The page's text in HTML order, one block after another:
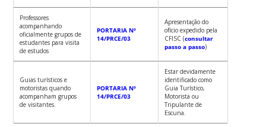
Professores
acompanhando
oficialmente grupos de
estudantes para visita
de estudos
PORTARIA Nº
14/PRCE/03
Apresentação do
ofício expedido pela
CFISC (consultar
passo a passo)
Guias turísticos e
motoristas quando
acompanham grupos
de visitantes.
PORTARIA Nº
14/PRCE/03
Estar devidamente
identificado como
Guia Turístico,
Motorista ou
Tripulante de
Escuna.